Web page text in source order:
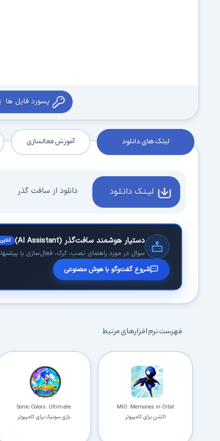
پسورد فایل ها
لینک های دانلود آموزش فعالسازی
لیـنـک دانـلـود دانلود از سافت گذر
دستیار هوشمند سافت‌گذر (AI Assistant) آنلاین
سوال در مورد راهنمای نصب، کرک، فعال‌سازی یا
شروع گفت‌وگو با هوش مصنوعی
فهرست نرم افزارهای مرتبط
MIO: Memories in Orbit
اکشن برای کامپیوتر
Sonic Colors: Ultimate
بازی سونیک برای کامپیوتر